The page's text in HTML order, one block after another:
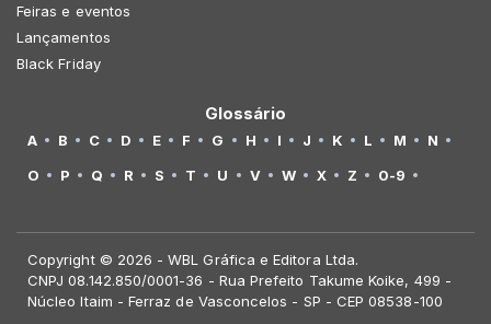
Feiras e eventos
Lançamentos
Black Friday
Glossário
A B C D E F G H I J K L M
N
O
P Q R S T U V W X Z 0-9
Copyright © 2026 - WBL Gráfica e Editora Ltda.
CNPJ 08.142.850/0001-36 - Rua Prefeito Takume Koike, 499 -
Núcleo Itaim - Ferraz de Vasconcelos - SP - CEP 08538-100